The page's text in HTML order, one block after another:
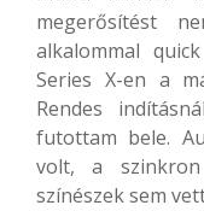
megerősítést
alkalommal
Series X-en a
Rendes
futottam bele.
volt, a
színészek sem